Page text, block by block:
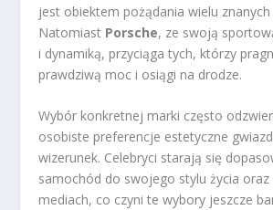
jest obiektem pożądania wielu
Natomiast Porsche, ze swoją
i dynamiką, przyciąga tych, którzy
prawdziwą moc i osiągi na drodze.
Wybór konkretnej marki często
osobiste preferencje estetyczne
wizerunek. Celebryci starają się
samochód do swojego stylu życia
mediach, co czyni te wybory jeszcze